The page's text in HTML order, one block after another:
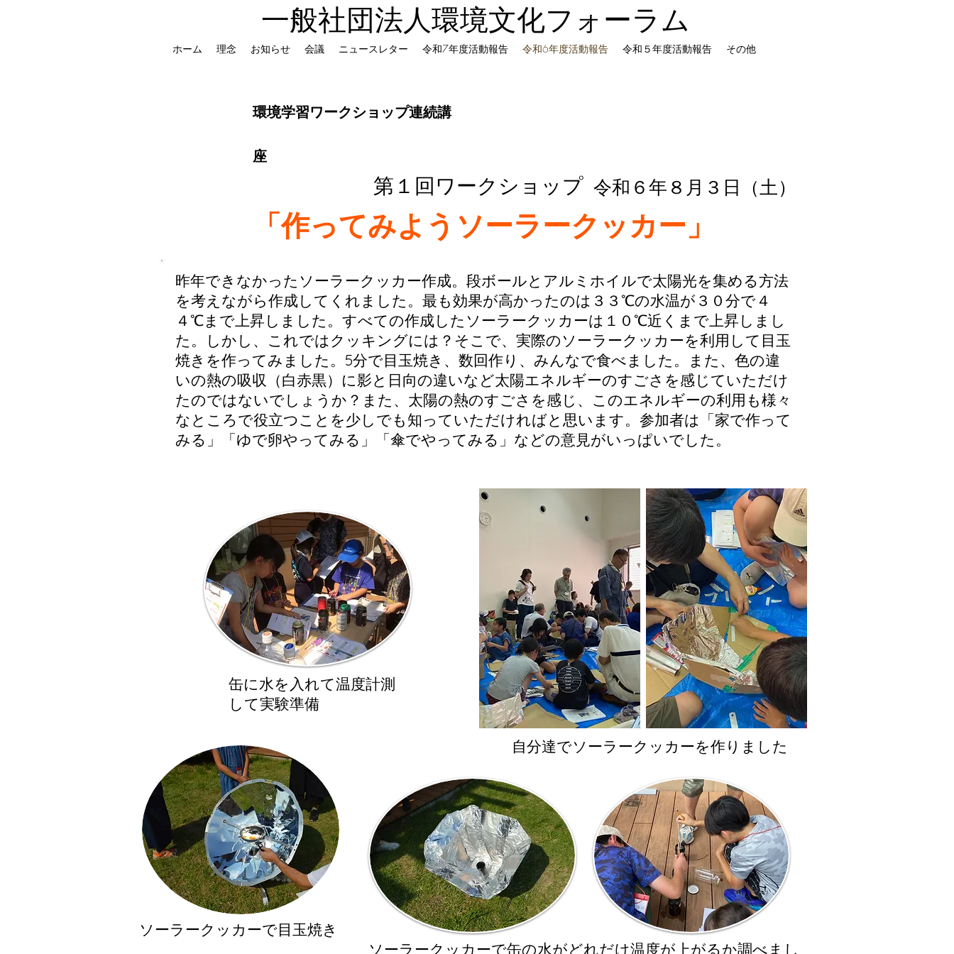
ホーム 理念 お知らせ 会議 ニュースレター 令和7年度活動報告 令和6年度活動報告 令和５年度活動報告 その他
一般社団法人環境文化フォーラム
環境学習ワークショップ連続講
座
​第１回ワークショップ ​令和６年８月３日（土）
「作ってみよう ソーラークッカー」
​昨年できなかったソーラークッカー作成。段ボールとアルミホイルで太陽光を集める方法
を考えながら作成してくれました。最も効果が高かったのは３３℃の水温が３０分で４
４℃まで上昇しました。すべての作成したソーラークッカーは１０℃近くまで上昇しまし
た。しかし、これではクッキングには？そこで、実際のソーラークッカーを利用して目玉
焼きを作ってみました。5分で目玉焼き、数回作り、みんなで食べました。また、色の違
いの熱の吸収（白赤黒）に影と日向の違いなど太陽エネルギーのすごさを感じていただけ
たのではないでしょうか？また、太陽の熱のすごさを感じ、このエネルギーの利用も様々
なところで役立つことを少しでも知っていただければと思います。参加者は「家で作って
みる」「ゆで卵やってみる」「傘でやってみる」などの意見がいっぱいでした。
​缶に水を入れて温度計測
して実験準備
​ソーラークッカーで目玉焼き
​自分達でソーラークッカーを作りました
​ソーラークッカーで缶の水がどれだけ温度が上がるか調べまし